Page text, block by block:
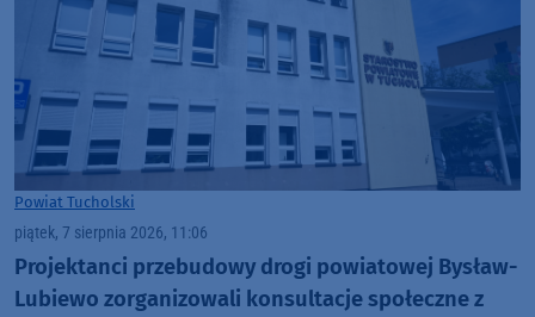
Powiat Tucholski
piątek, 7 sierpnia 2026, 11:06
Projektanci przebudowy drogi powiatowej Bysław-
Lubiewo zorganizowali konsultacje społeczne z